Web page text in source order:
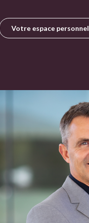
Votre espace personnel